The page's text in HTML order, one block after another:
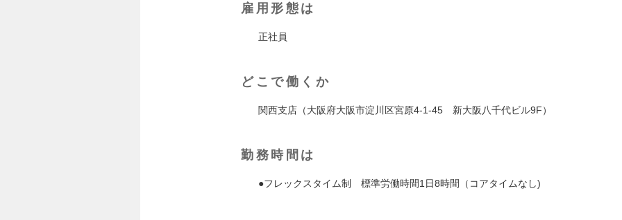
雇用形態は
正社員
どこで働くか
関西支店（大阪府大阪市淀川区宮原4-1-45 新大阪八千代ビル9F）
勤務時間は
●フレックスタイム制 標準労働時間1日8時間（コアタイムなし)